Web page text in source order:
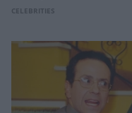
CELEBRITIES